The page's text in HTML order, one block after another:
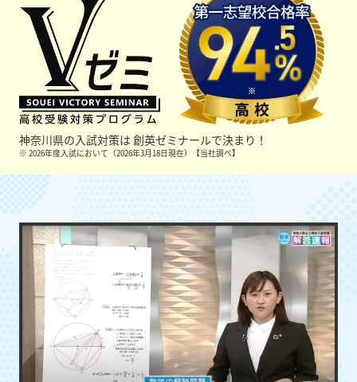
神奈川県の入試対策は 創英ゼミナールで決まり！
※ 2026年度入試において（2026年3月18日現在）【当社調べ】